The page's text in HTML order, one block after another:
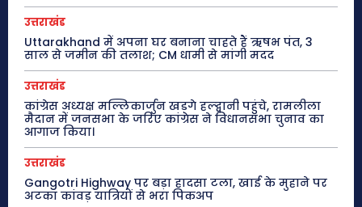
उत्तराखंड
Uttarakhand में अपना घर बनाना चाहते हैं ऋषभ पंत, 3
साल से जमीन की तलाश; CM धामी से मांगी मदद
उत्तराखंड
कांग्रेस अध्यक्ष मल्लिकार्जुन खड़गे हल्द्वानी पहुंचे, रामलीला
मैदान में जनसभा के जरिए कांग्रेस ने विधानसभा चुनाव का
आगाज किया।
उत्तराखंड
Gangotri Highway पर बड़ा हादसा टला, खाई के मुहाने पर
अटका कांवड़ यात्रियों से भरा पिकअप